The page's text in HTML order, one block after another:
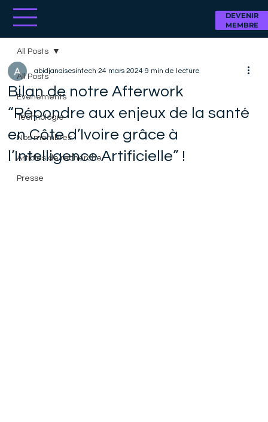
DEVENIR
MEMBRE
All Posts
Evenements
Technologie
Nos membres
Articles de recherche
Presse
All Posts
Bilan de notre Afterwork
“Répondre aux enjeux de la santé
en Côte d’Ivoire grâce à
l’Intelligence Artificielle” !
abidjanaisesintech 24 mars 2024 9 min de lecture